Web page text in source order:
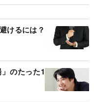
けるには？
のたった1